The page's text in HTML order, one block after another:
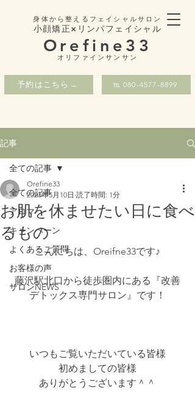
身体から整えるフェイシャルサロン
小顔矯正×リンパフェイシャル
Orefine33
​オリファインサンサン
予約はこちら→ ℡ 080-4577-8899
記事
全ての記事
アロマ
キャンペーン
よくあるご質問
お客様の声
サロンNEWS
全ての記事
お肌を休ませたい日に食べ
るもの
Orefine33
2023年5月10日 読了時間: 1分
こんにちは、Oreifne33です♪
藤沢駅北口から徒歩圏内にある『改善
デトックス専門サロン』です！
いつもご覧いただいている皆様
初めましての皆様
ありがとうございます＾＾